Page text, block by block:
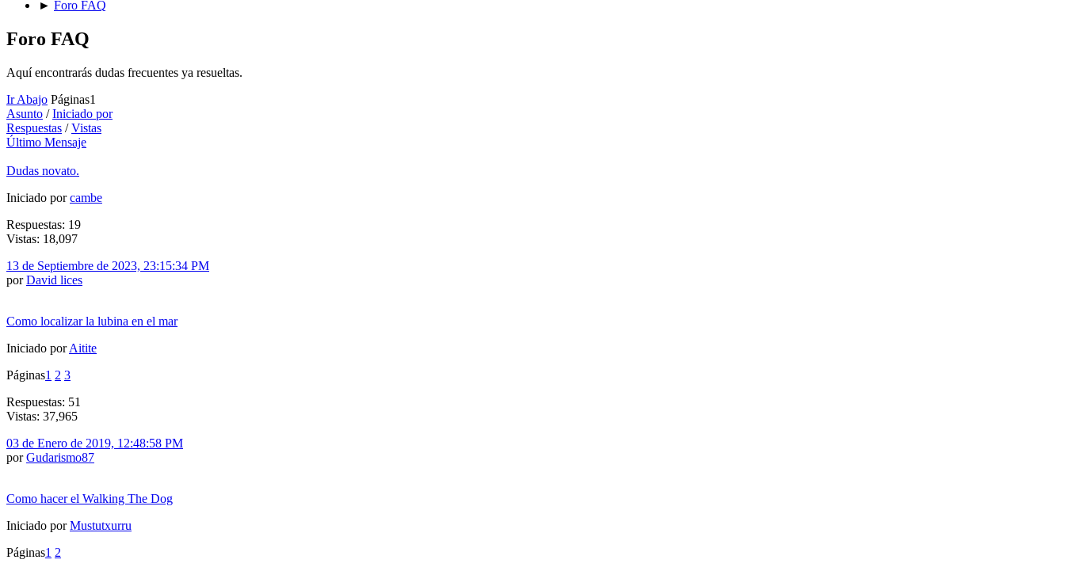
► Foro FAQ
Foro FAQ
Aquí encontrarás dudas frecuentes ya resueltas.
Ir Abajo Páginas1
Asunto /Iniciado por
Respuestas /Vistas
Último Mensaje
Dudas novato.
Iniciado porcambe
Respuestas: 19
Vistas: 18,097
13 de Septiembre de 2023, 23:15:34 PM
porDavid lices
Como localizar la lubina en el mar
Iniciado porAitite
Páginas1 2 3
Respuestas: 51
Vistas: 37,965
03 de Enero de 2019, 12:48:58 PM
porGudarismo87
Como hacer el Walking The Dog
Iniciado porMustutxurru
Páginas1 2